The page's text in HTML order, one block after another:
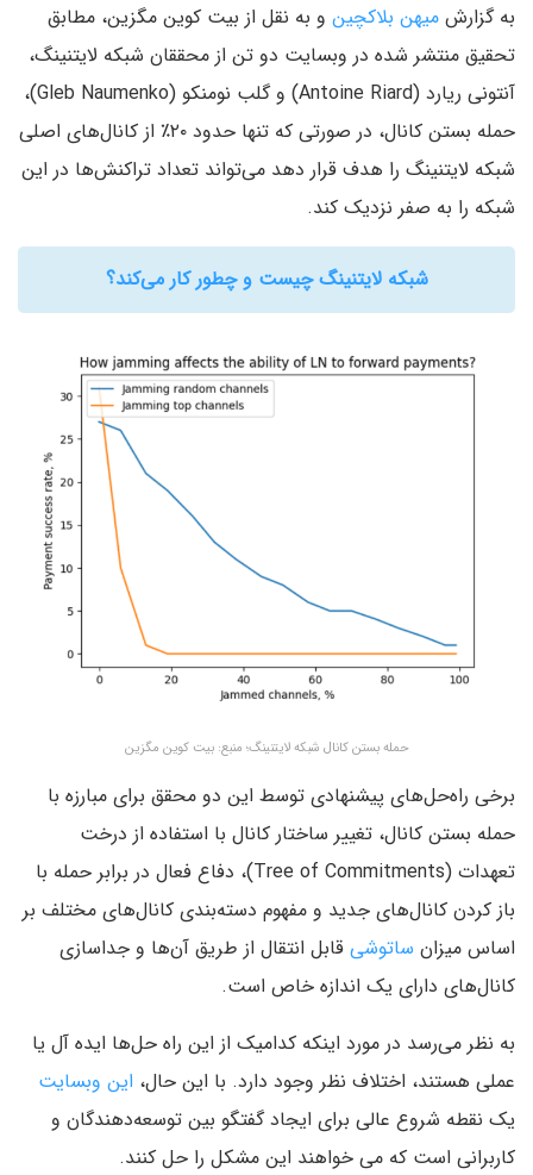
به گزارش میهن بلاکچین و به نقل از بیت کوین مگزین، مطابق
تحقیق منتشر شده در وبسایت دو تن از محققان شبکه لایتنینگ،
آنتونی ریارد (Antoine Riard) و گلب نومنکو (Gleb Naumenko)،
حمله بستن کانال، در صورتی که تنها حدود ۲۰٪ از کانال‌های اصلی
شبکه لایتنینگ را هدف قرار دهد می‌تواند تعداد تراکنش‌ها در این
شبکه را به صفر نزدیک کند.
شبکه لایتنینگ چیست و چطور کار می‌کند؟
حمله بستن کانال شبکه لایتنینگ؛ منبع: بیت کوین مگزین
برخی راه‌حل‌های پیشنهادی توسط این دو محقق برای مبارزه با
حمله بستن کانال، تغییر ساختار کانال با استفاده از درخت
تعهدات (Tree of Commitments)، دفاع فعال در برابر حمله با
باز کردن کانال‌های جدید و مفهوم دسته‌بندی کانال‌های مختلف بر
اساس میزان ساتوشی قابل انتقال از طریق آن‌ها و جداسازی
کانال‌های دارای یک اندازه خاص است.
به نظر می‌رسد در مورد اینکه کدامیک از این راه حل‌ها ایده آل یا
عملی هستند، اختلاف نظر وجود دارد. با این حال، این وبسایت
یک نقطه شروع عالی برای ایجاد گفتگو بین توسعه‌دهندگان و
کاربرانی است که می خواهند این مشکل را حل کنند.